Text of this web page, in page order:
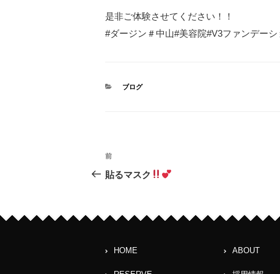
是非ご体験させてください！！
#ダージン＃中山#美容院#V3ファンデーシ
カ
ブログ
投
稿
ビ
前
の
前
貼るマスク
HOME ABOUT